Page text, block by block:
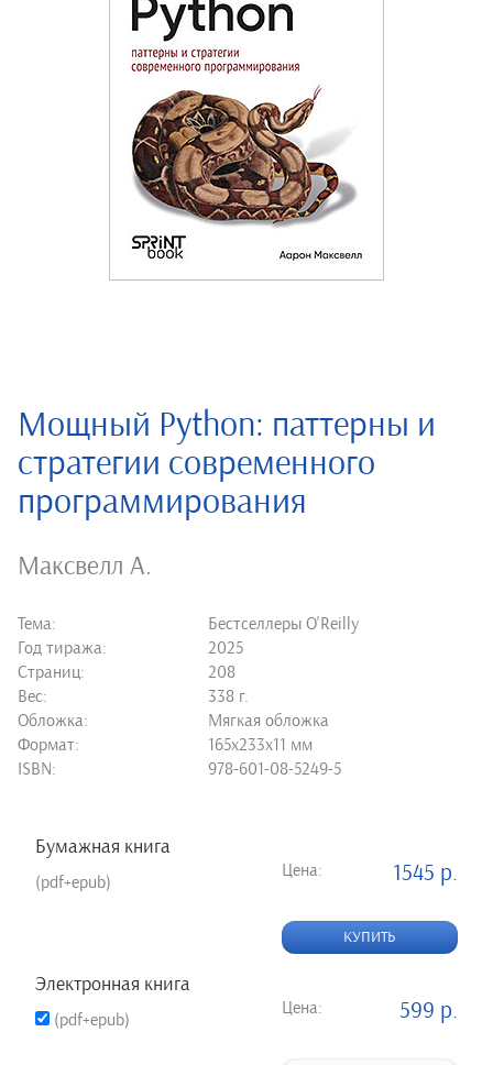
Мощный Python: паттерны и
стратегии современного
программирования
Максвелл А.
Тема:
Бестселлеры O'Reilly
Год тиража:
2025
Страниц:
208
Вес:
338 г.
Обложка:
Мягкая обложка
Формат:
165х233х11 мм
ISBN:
978-601-08-5249-5
Бумажная книга
(pdf+epub)
Цена: 1545 р.
КУПИТЬ
Электронная книга
(pdf+epub)
Цена: 599 р.